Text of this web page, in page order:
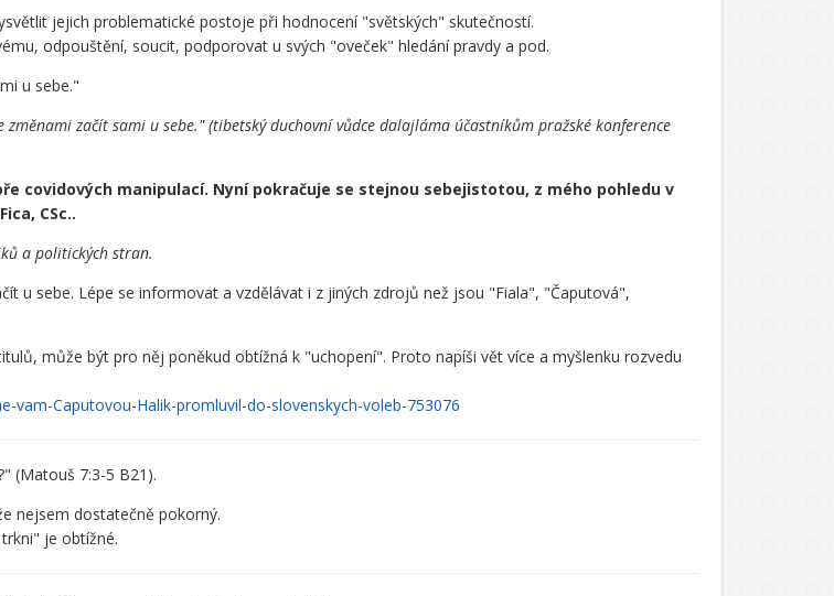
jejich problematické postoje při hodnocení "světských" skutečností.
odpouštění, soucit, podporovat u svých "oveček" hledání pravdy a pod.
u sebe."
začít sami u sebe." (tibetský duchovní vůdce dalajláma účastníkům pražské konference
covidových manipulací. Nyní pokračuje se stejnou sebejistotou, z mého pohledu v
CSc..
a politických stran.
u sebe. Lépe se informovat a vzdělávat i z jiných zdrojů než jsou "Fiala", "Čaputová",
může být pro něj poněkud obtížná k "uchopení". Proto napíši vět více a myšlenku rozvedu
Caputovou-Halik-promluvil-do-slovenskych-voleb-753076
(Matouš 7:3-5 B21).
nejsem dostatečně pokorný.
je obtížné.